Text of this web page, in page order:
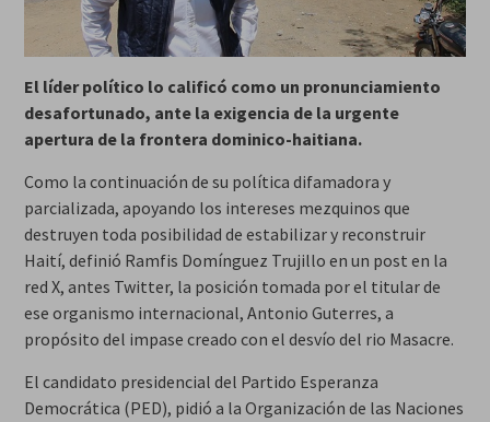
El líder político lo calificó como un pronunciamiento
desafortunado, ante la exigencia de la urgente
apertura de la frontera dominico-haitiana.
Como la continuación de su política difamadora y
parcializada, apoyando los intereses mezquinos que
destruyen toda posibilidad de estabilizar y reconstruir
Haití, definió Ramfis Domínguez Trujillo en un post en la
red X, antes Twitter, la posición tomada por el titular de
ese organismo internacional, Antonio Guterres, a
propósito del impase creado con el desvío del rio Masacre.
El candidato presidencial del Partido Esperanza
Democrática (PED), pidió a la Organización de las Naciones